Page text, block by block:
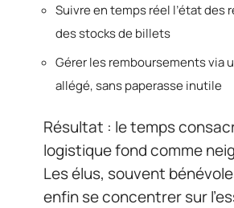
Suivre en temps réel l’état des
des stocks de billets
Gérer les remboursements via
allégé, sans paperasse inutile
Résultat : le temps
logistique fond comme
Les élus, souvent
enfin se concentrer sur